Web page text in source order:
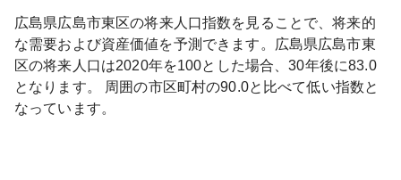
広島県広島市東区の将来人口指数を見ることで、将来的
な需要および資産価値を予測できます。
広島県広島市東
区の将来人口は2020年を100とした場合、30年後に83.0
となります。
周囲の市区町村の90.0と比べて低い指数と
なっています。